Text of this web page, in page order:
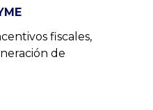
fiscales,
de